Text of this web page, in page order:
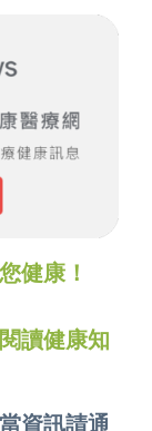
健康！
讀健康知
資訊請通